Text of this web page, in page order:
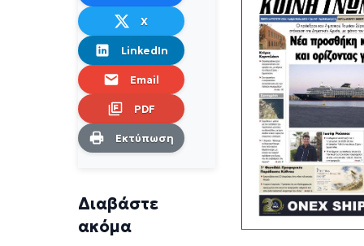
X
LinkedIn
Email
PDF
Εκτύπωση
Διαβάστε
ακόμα